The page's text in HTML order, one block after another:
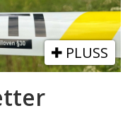
PLUSS